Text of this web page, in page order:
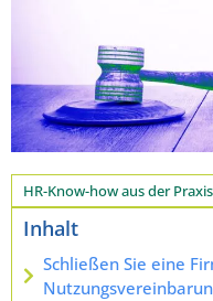
HR-Know-how aus der
Inhalt
Schließen Sie eine